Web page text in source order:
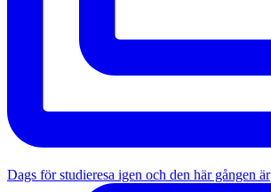
Dags för studieresa igen och den här gången är